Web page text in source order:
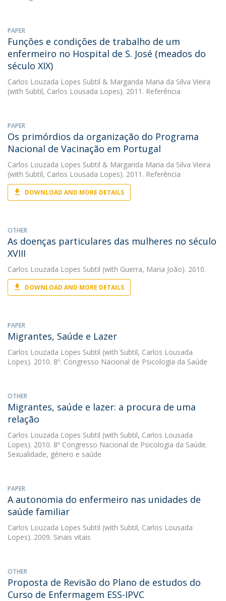
PAPER
Funções e condições de trabalho de um
enfermeiro no Hospital de S. José (meados do
século XIX)
Carlos Louzada Lopes Subtil & Margarida Maria da Silva Vieira
(with Subtil, Carlos Lousada Lopes). 2011. Referência
PAPER
Os primórdios da organização do Programa
Nacional de Vacinação em Portugal
Carlos Louzada Lopes Subtil & Margarida Maria da Silva Vieira
(with Subtil, Carlos Lousada Lopes). 2011. Referência
DOWNLOAD AND MORE DETAILS
OTHER
As doenças particulares das mulheres no século
XVIII
Carlos Louzada Lopes Subtil (with Guerra, Maria João). 2010.
DOWNLOAD AND MORE DETAILS
PAPER
Migrantes, Saúde e Lazer
Carlos Louzada Lopes Subtil (with Subtil, Carlos Lousada
Lopes). 2010. 8º. Congresso Nacional de Psicologia da Saúde
OTHER
Migrantes, saúde e lazer: a procura de uma
relação
Carlos Louzada Lopes Subtil (with Subtil, Carlos Lousada
Lopes). 2010. 8º Congresso Nacional de Psicologia da Saúde.
Sexualidade, género e saúde
PAPER
A autonomia do enfermeiro nas unidades de
saúde familiar
Carlos Louzada Lopes Subtil (with Subtil, Carlos Lousada
Lopes). 2009. Sinais vitais
OTHER
Proposta de Revisão do Plano de estudos do
Curso de Enfermagem ESS-IPVC